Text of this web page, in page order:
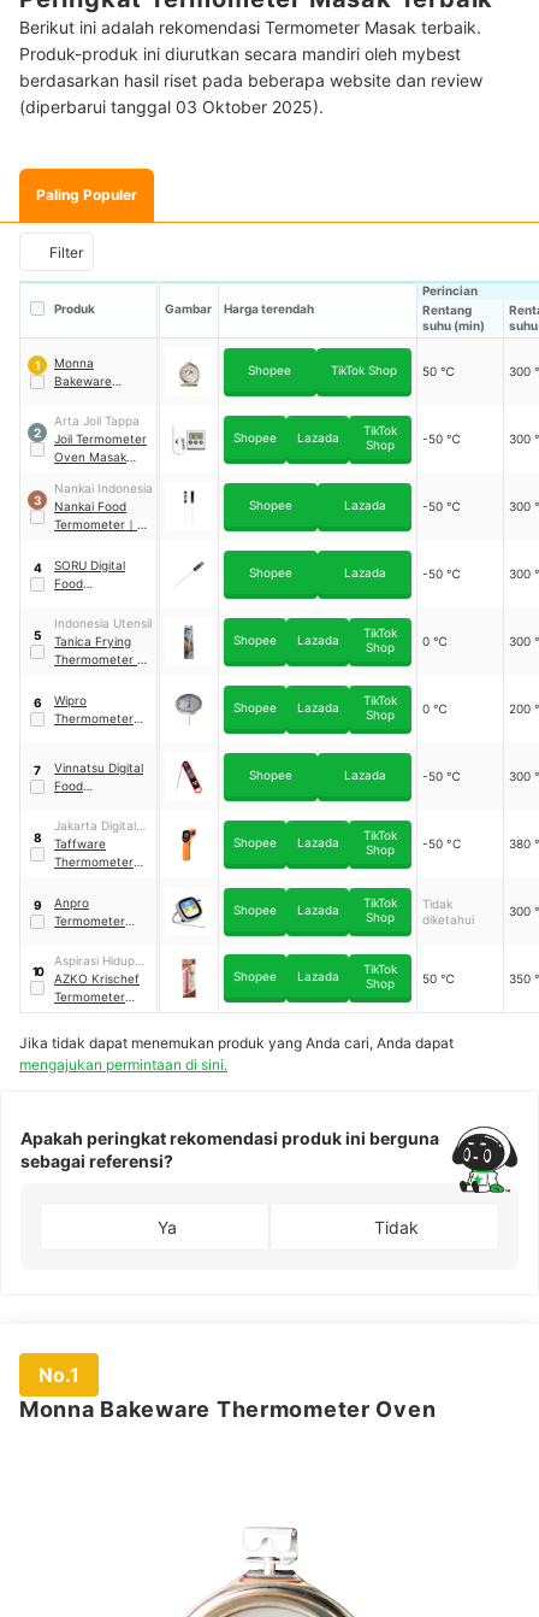
Berikut ini adalah rekomendasi Termometer Masak terbaik.
Produk-produk ini diurutkan secara mandiri oleh mybest
berdasarkan hasil riset pada beberapa website dan review
(diperbarui tanggal 03 Oktober 2025).
Paling Populer
Filter
Produk Gambar Harga terendah
Perincian
Rentang
suhu (min)
1
Monna
Bakeware
Oven
Shopee TikTok Shop 50 ℃ 300
2
Arta Joil Tappa
Joil Termometer
Oven Masak
Shopee Lazada
TikTok
Shop
-50 ℃ 300
3
Nankai Indonesia
Nankai Food
Termometer ｜
Shopee Lazada -50 ℃ 300
4
SORU Digital
Food
TP300
Shopee Lazada -50 ℃ 300
5
Indonesia Utensil
Tanica Frying
Thermometer 25
Shopee Lazada
TikTok
Shop
0 ℃ 300
6
Wipro
Thermometer
Shopee Lazada
TikTok
Shop
0 ℃ 200
7
Vinnatsu Digital
Food
Shopee Lazada -50 ℃ 300
8
Jakarta Digital
Nusantara
Taffware
Thermometer
GM320
Shopee Lazada
TikTok
Shop
-50 °C 380
9
Anpro
Termometer
270
Shopee Lazada
TikTok
Shop
Tidak
diketahui
300
10
Aspirasi Hidup
Indonesia
AZKO Krischef
Termometer
Masak
Shopee Lazada
TikTok
Shop
50 ℃ 350
Jika tidak dapat menemukan produk yang Anda cari, Anda dapat
mengajukan permintaan di sini.
Apakah peringkat rekomendasi produk ini berguna
sebagai referensi?
Ya Tidak
No.1
Monna Bakeware Thermometer Oven